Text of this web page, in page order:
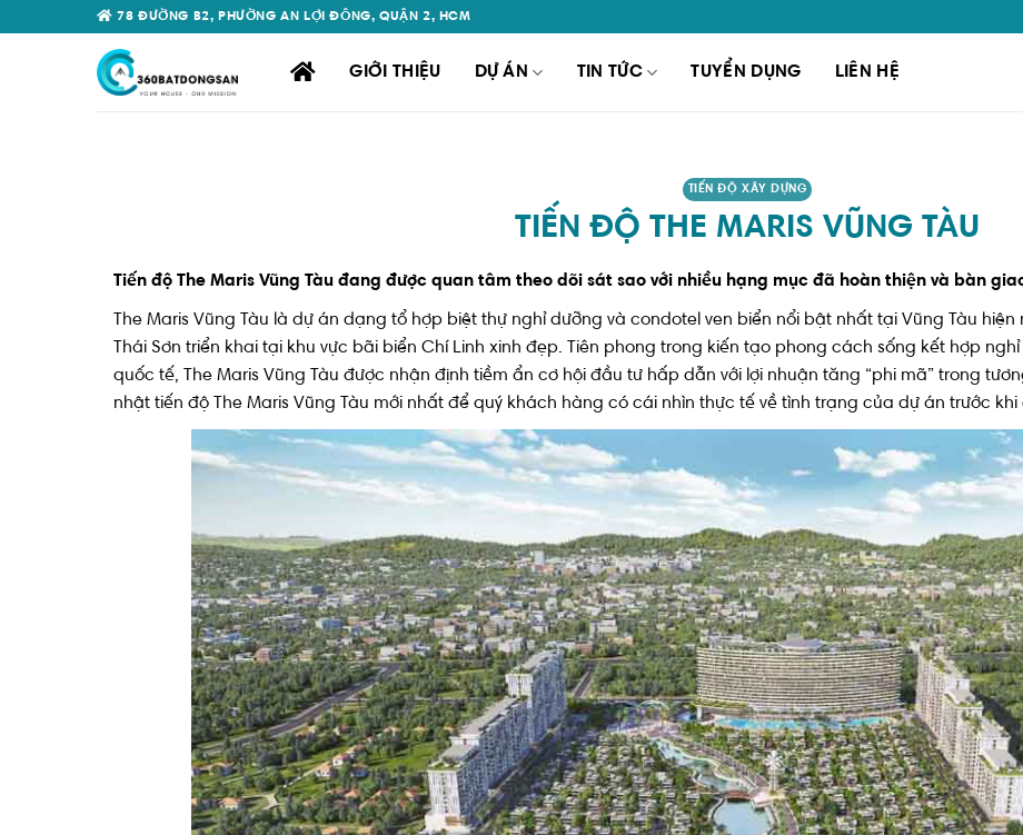
78 ĐƯỜNG B2, PHƯỜNG AN LỢI ĐÔNG, QUẬN 2, HCM
GIỚI THIỆU DỰ ÁN TIN TỨC TUYỂN DỤNG LIÊN HỆ
TIẾN ĐỘ XÂY DỰNG
TIẾN ĐỘ THE MARIS VŨNG TÀU
Tiến độ The Maris Vũng Tàu đang được quan tâm theo dõi sát sao với nhiều hạng mục đã hoàn thiện và bàn
The Maris Vũng Tàu là dự án dạng tổ hợp biệt thự nghỉ dưỡng và condotel ven biển nổi bật nhất tại Vũng Tàu hiện
Thái Sơn triển khai tại khu vực bãi biển Chí Linh xinh đẹp. Tiên phong trong kiến tạo phong cách sống kết hợp
quốc tế, The Maris Vũng Tàu được nhận định tiềm ẩn cơ hội đầu tư hấp dẫn với lợi nhuận tăng “phi mã” trong
nhật tiến độ The Maris Vũng Tàu mới nhất để quý khách hàng có cái nhìn thực tế về tình trạng của dự án trước khi